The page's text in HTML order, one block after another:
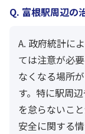
Q. 富根駅周辺の
A. 政府統計に
ては注意が必
なくなる場所
す。特に駅周
を怠らないこ
安全に関する